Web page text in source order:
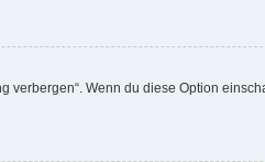
Wenn du diese Option